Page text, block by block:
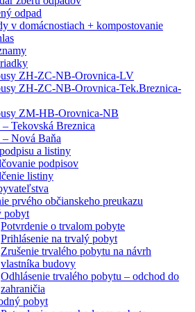
odpad
v domácnostiach + kompostovanie
ZH-ZC-NB-Orovnica-LV
ZH-ZC-NB-Orovnica-Tek.Breznica-
ZM-HB-Orovnica-NB
Tekovská Breznica
Nová Baňa
a listiny
podpisov
listiny
prvého občianskeho preukazu
pobyt
Potvrdenie o trvalom pobyte
Prihlásenie na trvalý pobyt
Zrušenie trvalého pobytu na návrh
vlastníka budovy
Odhlásenie trvalého pobytu – odchod do
zahraničia
pobyt